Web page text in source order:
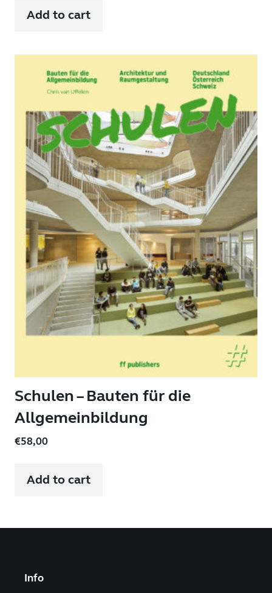
Add to cart
Schulen – Bauten für die
Allgemeinbildung
€58,00
Add to cart
Info